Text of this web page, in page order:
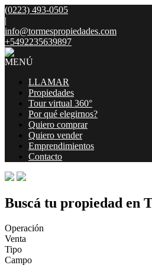
(0223) 493-0505
|
info@tormespropiedades.com
+5492235639897
MENÚ
LLAMAR
Propiedades
Tour virtual 360°
Por qué elegirnos?
Quiero comprar
Quiero vender
Emprendimientos
Contacto
Buscá tu propiedad en
Operación
Venta
Tipo
Campo